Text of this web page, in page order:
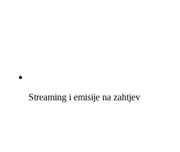
Streaming i emisije na zahtjev